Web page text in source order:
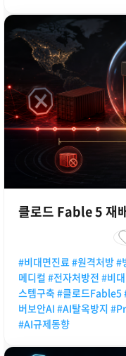
클로드 Fable 5 재
#비대면진료 #원격처방 #
메디컬 #전자처방전 #비
스템구축 #클로드
버보안AI #AI탈옥방지
#AI규제동향